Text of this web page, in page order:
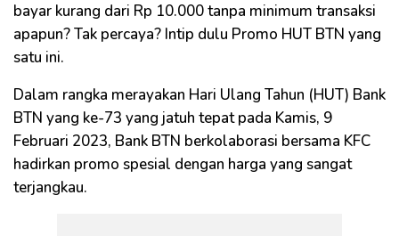
bayar kurang dari Rp 10.000 tanpa minimum transaksi
apapun? Tak percaya? Intip dulu Promo HUT BTN yang
satu ini.
Dalam rangka merayakan Hari Ulang Tahun (HUT) Bank
BTN yang ke-73 yang jatuh tepat pada Kamis, 9
Februari 2023, Bank BTN berkolaborasi bersama KFC
hadirkan promo spesial dengan harga yang sangat
terjangkau.